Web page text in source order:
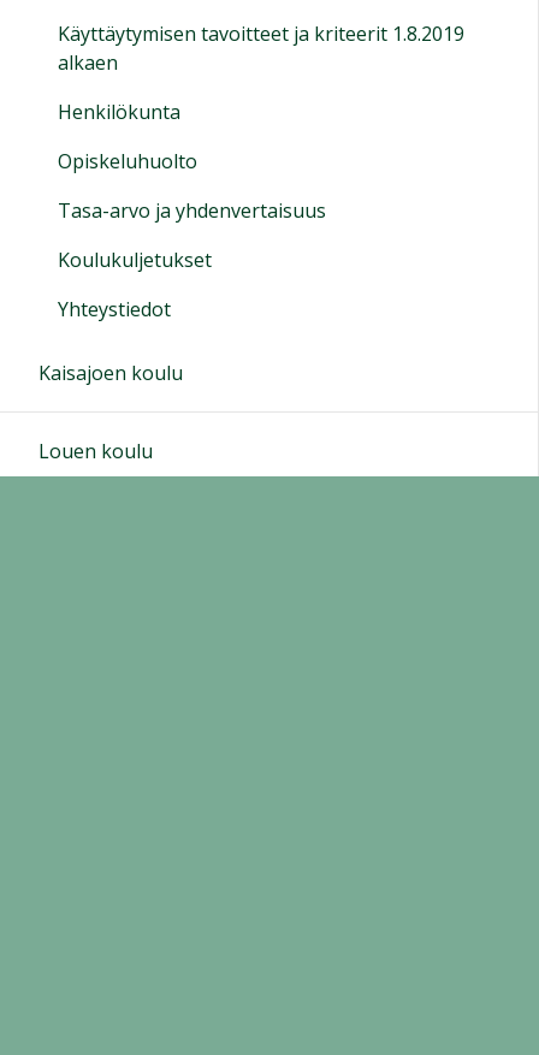
Käyttäytymisen tavoitteet ja kriteerit 1.8.2019
alkaen
Henkilökunta
Opiskeluhuolto
Tasa-arvo ja yhdenvertaisuus
Koulukuljetukset
Yhteystiedot
Kaisajoen koulu
Louen koulu